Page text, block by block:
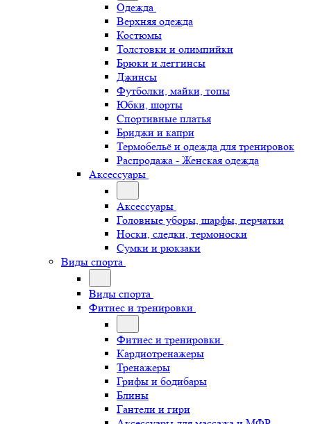
Одежда
Верхняя одежда
Костюмы
Толстовки и олимпийки
Брюки и леггинсы
Джинсы
Футболки, майки, топы
Юбки, шорты
Спортивные платья
Бриджи и капри
Термобельё и одежда для тренировок
Распродажа - Женская одежда
Аксессуары
Аксессуары
Головные уборы, шарфы, перчатки
Носки, следки, термоноски
Сумки и рюкзаки
Виды спорта
Виды спорта
Фитнес и тренировки
Фитнес и тренировки
Кардиотренажеры
Тренажеры
Грифы и бодибары
Блины
Гантели и гири